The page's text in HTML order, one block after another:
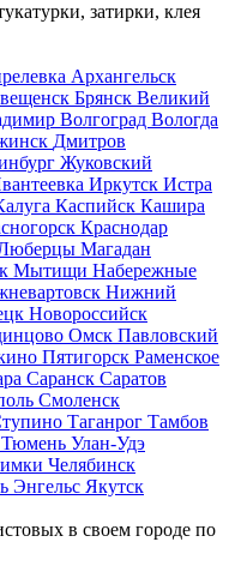
затирки, клея
Архангельск
Брянск Великий
Волгоград Вологда
Дмитров
Жуковский
Иркутск Истра
Каспийск Кашира
Краснодар
Магадан
Мытищи Набережные
Нижний
Новороссийск
Омск Павловский
Пятигорск Раменское
Саранск Саратов
Смоленск
Таганрог Тамбов
Тюмень Улан-Удэ
Челябинск
Энгельс Якутск
в своем городе по